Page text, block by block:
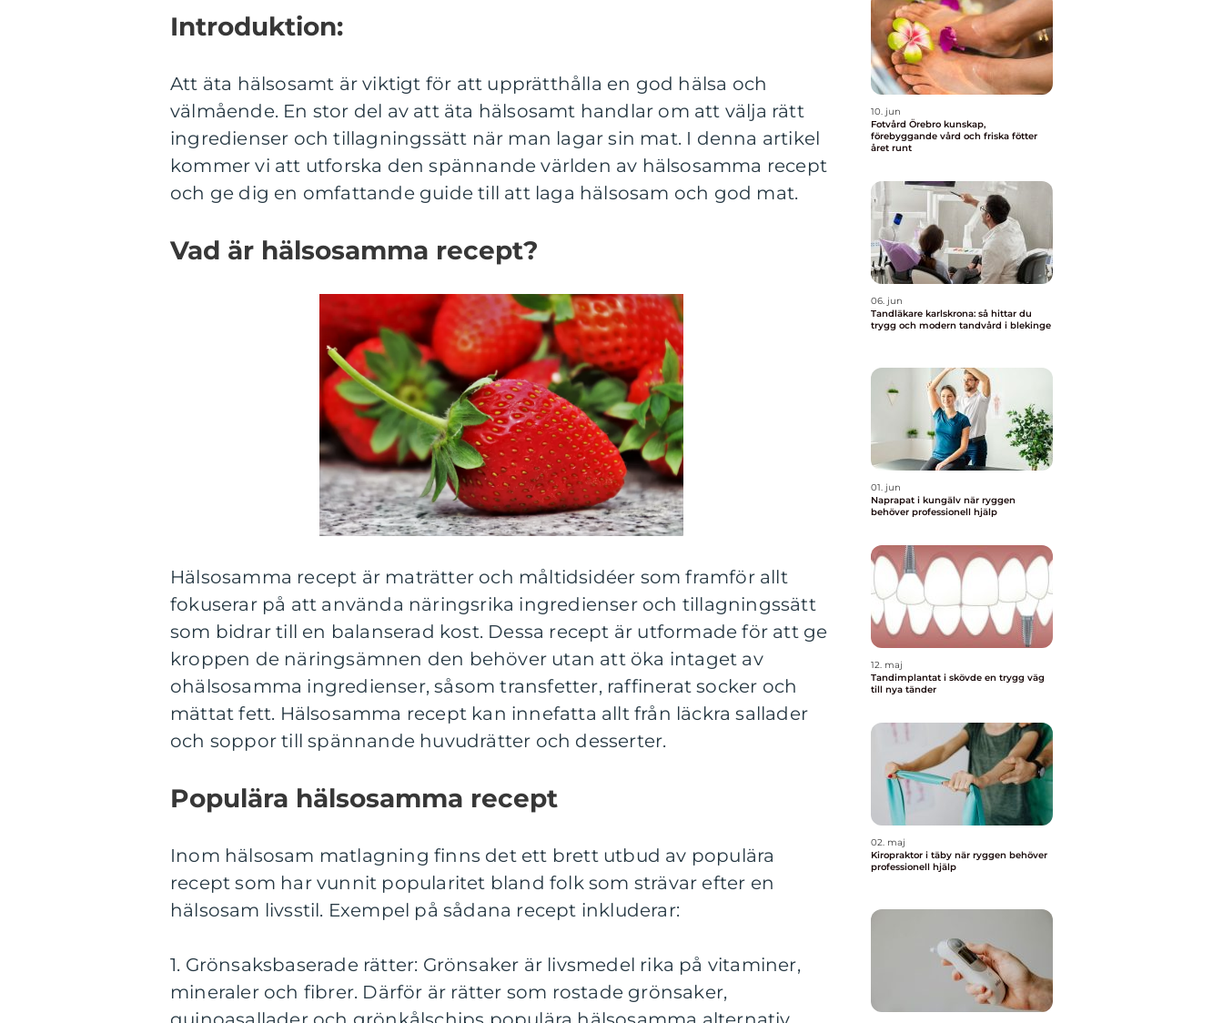
Introduktion:
Att äta hälsosamt är viktigt för att upprätthålla en god hälsa och
välmående. En stor del av att äta hälsosamt handlar om att välja rätt
ingredienser och tillagningssätt när man lagar sin mat. I denna artikel
kommer vi att utforska den spännande världen av hälsosamma recept
och ge dig en omfattande guide till att laga hälsosam och god mat.
Vad är hälsosamma recept?
Hälsosamma recept är maträtter och måltidsidéer som framför allt
fokuserar på att använda näringsrika ingredienser och tillagningssätt
som bidrar till en balanserad kost. Dessa recept är utformade för att ge
kroppen de näringsämnen den behöver utan att öka intaget av
ohälsosamma ingredienser, såsom transfetter, raffinerat socker och
mättat fett. Hälsosamma recept kan innefatta allt från läckra sallader
och soppor till spännande huvudrätter och desserter.
Populära hälsosamma recept
Inom hälsosam matlagning finns det ett brett utbud av populära
recept som har vunnit popularitet bland folk som strävar efter en
hälsosam livsstil. Exempel på sådana recept inkluderar:
1. Grönsaksbaserade rätter: Grönsaker är livsmedel rika på vitaminer,
mineraler och fibrer. Därför är rätter som rostade grönsaker,
10. jun
Fotvård Örebro kunskap,
förebyggande vård och friska fötter
året runt
06. jun
Tandläkare karlskrona: så hittar du
trygg och modern tandvård i blekinge
01. jun
Naprapat i kungälv när ryggen
behöver professionell hjälp
12. maj
Tandimplantat i skövde en trygg väg
till nya tänder
02. maj
Kiropraktor i täby när ryggen behöver
professionell hjälp